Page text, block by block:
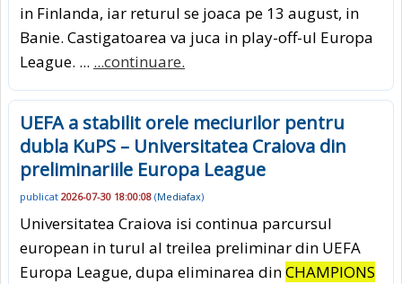
in Finlanda, iar returul se joaca pe 13 august, in
Banie. Castigatoarea va juca in play-off-ul Europa
League. ... ...continuare.
UEFA a stabilit orele meciurilor pentru
dubla KuPS – Universitatea Craiova din
preliminariile Europa League
publicat 2026-07-30 18:00:08 (Mediafax)
Universitatea Craiova isi continua parcursul
european in turul al treilea preliminar din UEFA
Europa League, dupa eliminarea dinCHAMPIONS